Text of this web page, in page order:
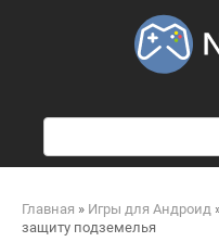
Главная » Игры для Андроид
защиту подземелья